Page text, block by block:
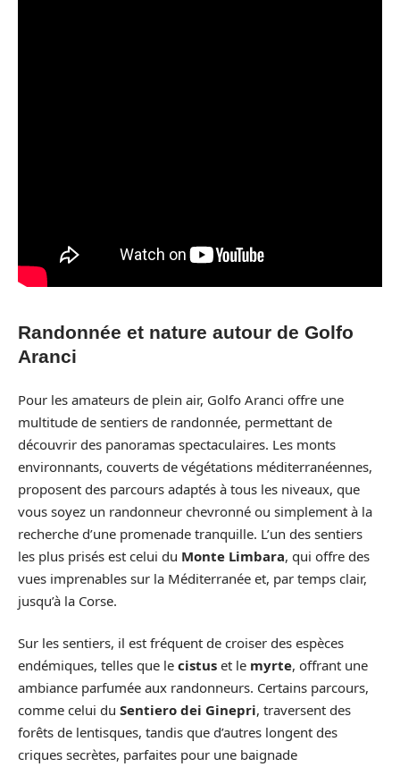
Randonnée et nature autour de Golfo
Aranci
Pour les amateurs de plein air, Golfo Aranci offre une
multitude de sentiers de randonnée, permettant de
découvrir des panoramas spectaculaires. Les monts
environnants, couverts de végétations méditerranéennes,
proposent des parcours adaptés à tous les niveaux, que
vous soyez un randonneur chevronné ou simplement à la
recherche d’une promenade tranquille. L’un des sentiers
les plus prisés est celui du Monte Limbara, qui offre des
vues imprenables sur la Méditerranée et, par temps clair,
jusqu’à la Corse.
Sur les sentiers, il est fréquent de croiser des espèces
endémiques, telles que le cistus et le myrte, offrant une
ambiance parfumée aux randonneurs. Certains parcours,
comme celui du Sentiero dei Ginepri, traversent des
forêts de lentisques, tandis que d’autres longent des
criques secrètes, parfaites pour une baignade